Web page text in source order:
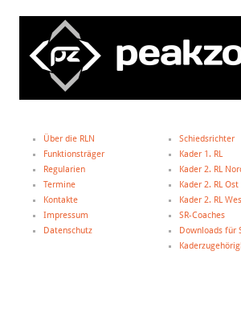
Über die RLN
Funktionsträger
Regularien
Termine
Kontakte
Impressum
Datenschutz
Schiedsrichter
Kader 1. RL
Kader 2. RL
Kader 2. RL Ost
Kader 2. RL
SR-Coaches
Downloads für